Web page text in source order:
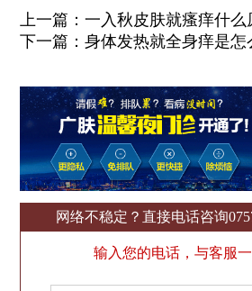
上一篇：一入秋皮肤就瘙痒什么
下一篇：身体发热就全身痒是怎
网络不稳定？直接电话咨询
输入您的电话，与客服